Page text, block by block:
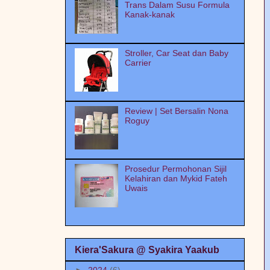
Here Come A Ghost Rider!
Buta+Pekak+Bisu=CINTA
terbaik dari ladang gandum!
KERANA SEBIJI EPAL.
nEscaFe+MilO
blog oh blog...
Mastura Manshor
SIAPA KAU?????
Trans Dalam Susu Formula
Kanak-kanak
Stroller, Car Seat dan Baby
Carrier
Review | Set Bersalin Nona
Roguy
Prosedur Permohonan Sijil
Kelahiran dan Mykid Fateh
Uwais
Kiera'Sakura @ Syakira Yaakub